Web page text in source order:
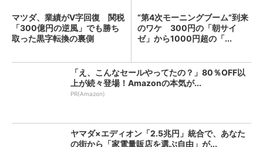
マツダ、業績がV字回復 関税
「300億円の逆風」でも勝ち
取った黒字転換の裏側
“第4次モーニングブーム”到来
のワケ 300円の「朝サイ
ゼ」から1000円超の「...
「え、こんなセールやってたの？」80％OFF以
上が続々登場！Amazonの本気が...
PR(Amazon)
ヤマダ×エディオン「2.5兆円」統合で、あなた
の街から「家電量販店を選ぶ自由」が...